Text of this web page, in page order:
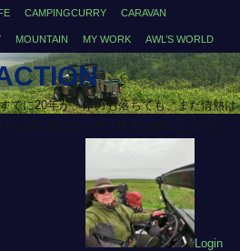
CAMPINGCURRY CARAVAN
MOUNTAIN MY WORK AWL’S WORLD
でに20年が、体力も落ちても、まだ情熱は
Login